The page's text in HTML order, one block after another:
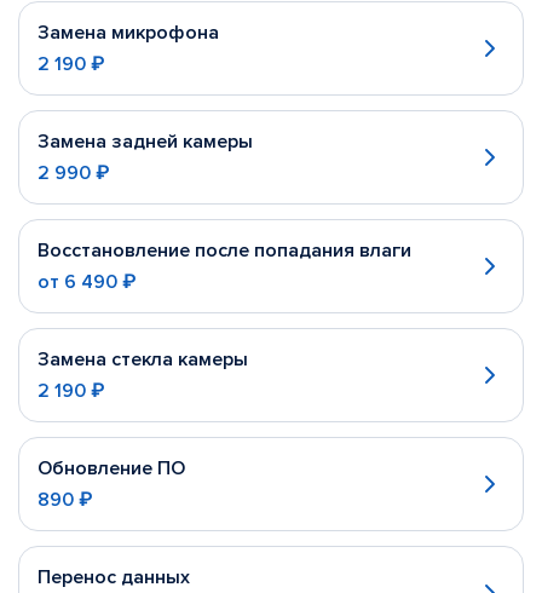
Замена микрофона
2 190 ₽
Замена задней камеры
2 990 ₽
Восстановление после попадания влаги
от 6 490 ₽
Замена стекла камеры
2 190 ₽
Обновление ПО
890 ₽
Перенос данных